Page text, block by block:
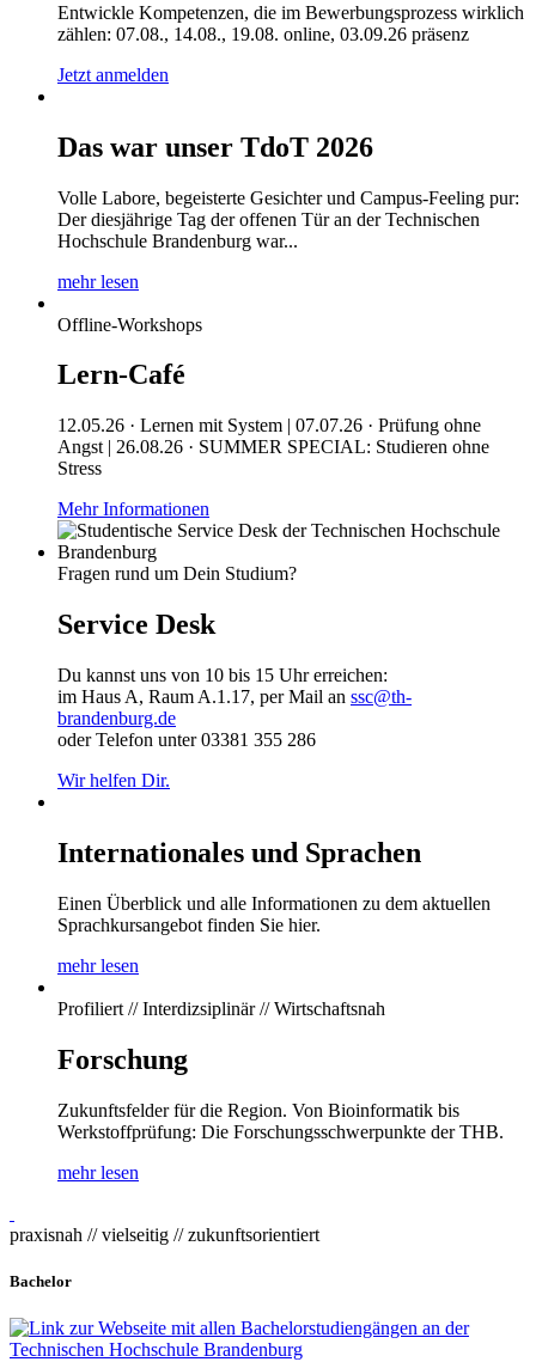
Entwickle Kompetenzen, die im Bewerbungsprozess wirklich
zählen: 07.08., 14.08., 19.08. online, 03.09.26 präsenz
Jetzt anmelden
Das war unser TdoT 2026
Volle Labore, begeisterte Gesichter und Campus-Feeling pur:
Der diesjährige Tag der offenen Tür an der Technischen
Hochschule Brandenburg war...
mehr lesen
Offline-Workshops
Lern-Café
12.05.26 · Lernen mit System | 07.07.26 · Prüfung ohne
Angst | 26.08.26 · SUMMER SPECIAL: Studieren ohne
Stress
Mehr Informationen
Fragen rund um Dein Studium?
Service Desk
Du kannst uns von 10 bis 15 Uhr erreichen:
im Haus A, Raum A.1.17, per Mail an ssc@th-
brandenburg.de
oder Telefon unter 03381 355 286
Wir helfen Dir.
Internationales und Sprachen
Einen Überblick und alle Informationen zu dem aktuellen
Sprachkursangebot finden Sie hier.
mehr lesen
Profiliert // Interdizsiplinär // Wirtschaftsnah
Forschung
Zukunftsfelder für die Region. Von Bioinformatik bis
Werkstoffprüfung: Die Forschungsschwerpunkte der THB.
mehr lesen
praxisnah // vielseitig // zukunftsorientiert
Bachelor